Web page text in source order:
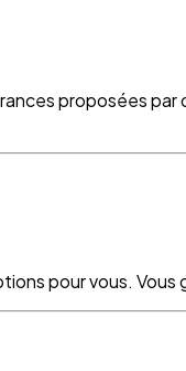
proposées
pour vous.